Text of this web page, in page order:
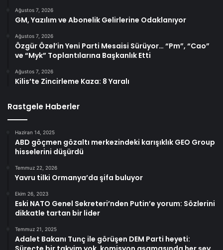
Ağustos 7, 2026
GM, Yazılım ve Abonelik Gelirlerine Odaklanıyor
Ağustos 7, 2026
Özgür Özel’in Yeni Parti Mesaisi Sürüyor… “Pm”, “Cao”
ve “Myk” Toplantılarına Başkanlık Etti
Ağustos 7, 2026
Kilis’te Zincirleme Kaza: 8 Yaralı
Rastgele Haberler
Haziran 14, 2025
ABD göçmen gözaltı merkezindeki karışıklık GEO Group
hisselerini düşürdü
Temmuz 22, 2026
Yavru tilki Ormanya’da şifa buluyor
Ekim 26, 2023
Eski NATO Genel Sekreteri’nden Putin’e yorum: Sözlerini
dikkatle tartan bir lider
Temmuz 21, 2025
Adalet Bakanı Tunç ile görüşen DEM Parti heyeti: